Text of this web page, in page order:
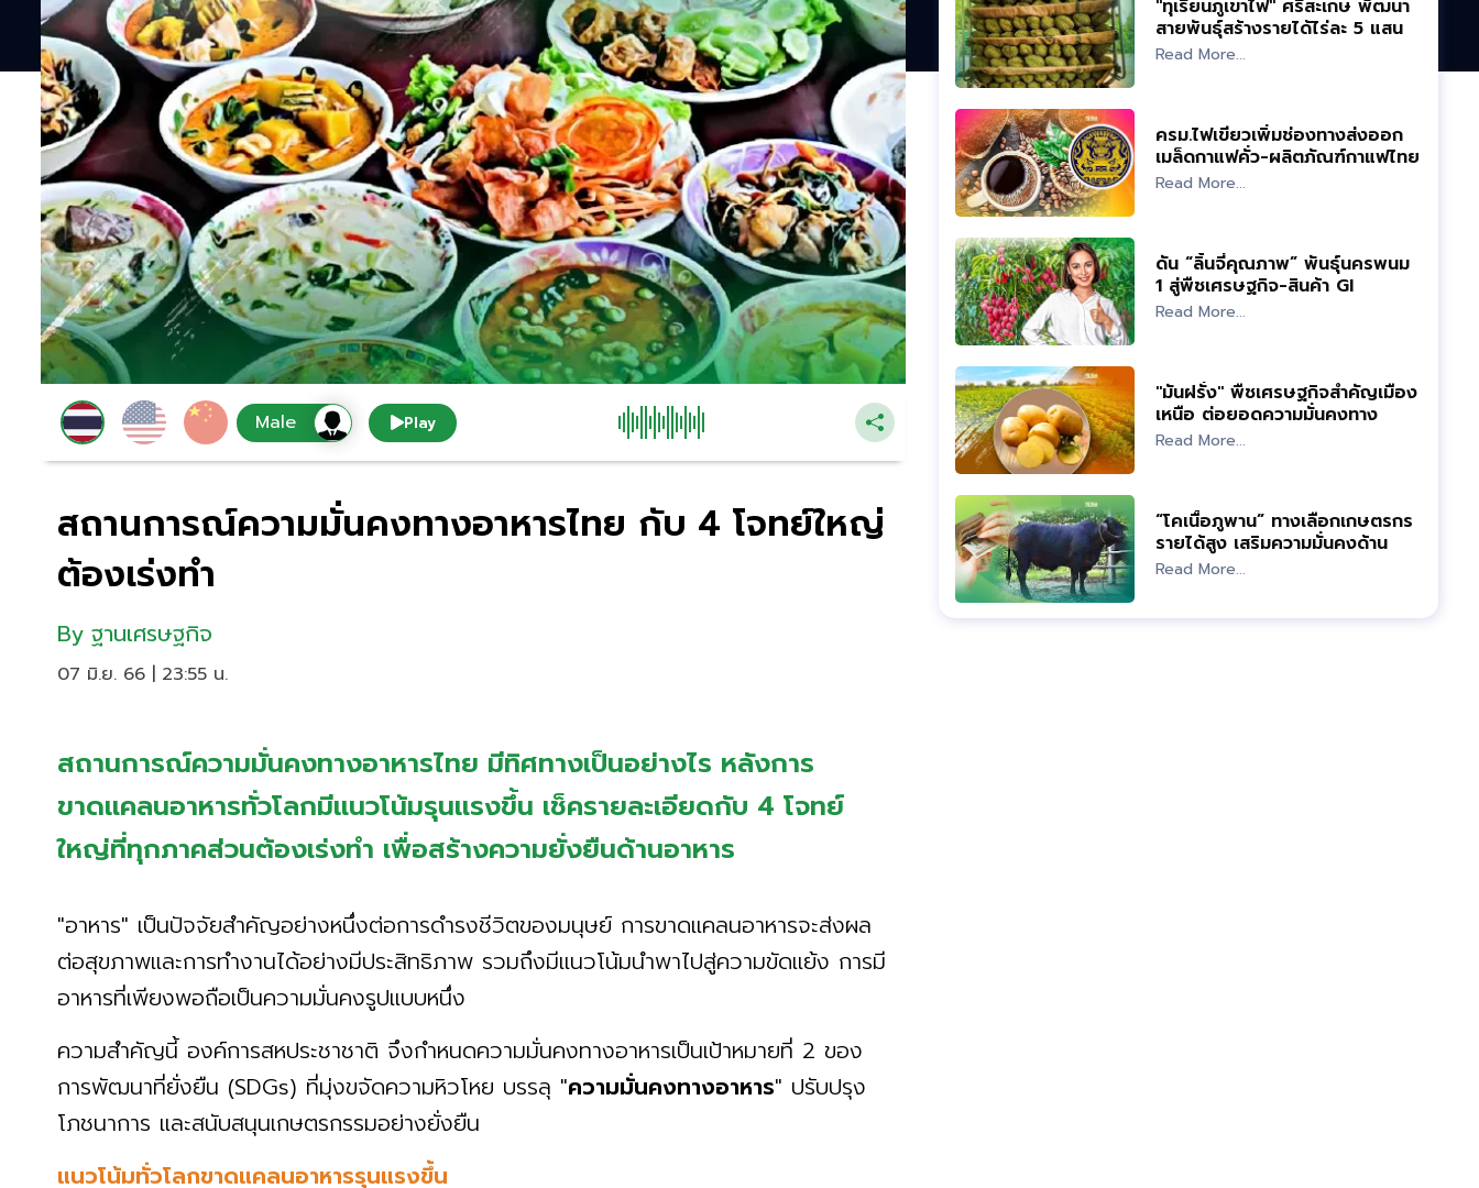
Play
สถานการณ์ความมั่นคงทางอาหารไทย กับ 4 โจทย์ใหญ่
ต้องเร่งทำ
By ฐานเศรษฐกิจ
07 มิ.ย. 66 | 23:55 น.
สถานการณ์ความมั่นคงทางอาหารไทย มีทิศทางเป็นอย่างไร หลังการ
ขาดแคลนอาหารทั่วโลกมีแนวโน้มรุนแรงขึ้น เช็ครายละเอียดกับ 4 โจทย์
ใหญ่ที่ทุกภาคส่วนต้องเร่งทำ เพื่อสร้างความยั่งยืนด้านอาหาร
"อาหาร" เป็นปัจจัยสำคัญอย่างหนึ่งต่อการดำรงชีวิตของมนุษย์ การขาดแคลนอาหารจะส่งผล
ต่อสุขภาพและการทำงานได้อย่างมีประสิทธิภาพ รวมถึงมีแนวโน้มนำพาไปสู่ความขัดแย้ง การมี
อาหารที่เพียงพอถือเป็นความมั่นคงรูปแบบหนึ่ง
ความสำคัญนี้ องค์การสหประชาชาติ จึงกำหนดความมั่นคงทางอาหารเป็นเป้าหมายที่ 2 ของ
การพัฒนาที่ยั่งยืน (SDGs) ที่มุ่งขจัดความหิวโหย บรรลุ "ความมั่นคงทางอาหาร" ปรับปรุง
โภชนาการ และสนับสนุนเกษตรกรรมอย่างยั่งยืน
แนวโน้มทั่วโลกขาดแคลนอาหารรุนแรงขึ้น
"ทุเรียนภูเขาไฟ" ศรีสะเกษ พัฒนา
สายพันธุ์สร้างรายได้ไร่ละ 5 แสน
Read More...
ครม.ไฟเขียวเพิ่มช่องทางส่งออก
เมล็ดกาแฟคั่ว-ผลิตภัณฑ์กาแฟไทย
Read More...
ดัน “ลิ้นจี่คุณภาพ” พันธุ์นครพนม
1 สู่พืชเศรษฐกิจ-สินค้า GI
Read More...
"มันฝรั่ง" พืชเศรษฐกิจสำคัญเมือง
เหนือ ต่อยอดความมั่นคงทาง
อาหาร
Read More...
“โคเนื้อภูพาน” ทางเลือกเกษตรกร
รายได้สูง เสริมความมั่นคงด้าน
อาหาร
Read More...